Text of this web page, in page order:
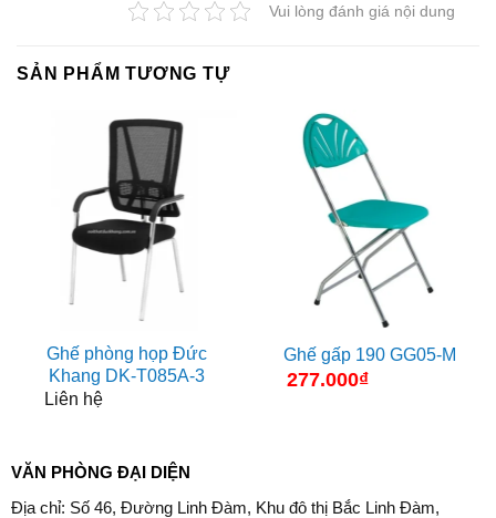
Vui lòng đánh giá nội dung
SẢN PHẨM TƯƠNG TỰ
Ghế phòng họp Đức
Khang DK-T085A-3
Liên hệ
Ghế gấp 190 GG05-M
277.000₫
VĂN PHÒNG ĐẠI DIỆN
Địa chỉ: Số 46, Đường Linh Đàm, Khu đô thị Bắc Linh Đàm,